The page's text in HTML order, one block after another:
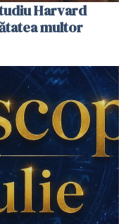
Harvard
multor